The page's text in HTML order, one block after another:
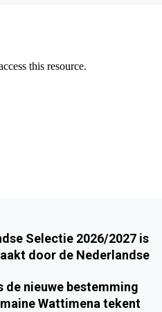
Selectie 2026/2027 is
door de Nederlandse
de nieuwe bestemming
Wattimena tekent